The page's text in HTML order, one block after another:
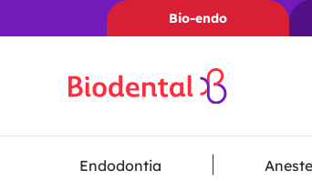
Bio-endo
Endodontia